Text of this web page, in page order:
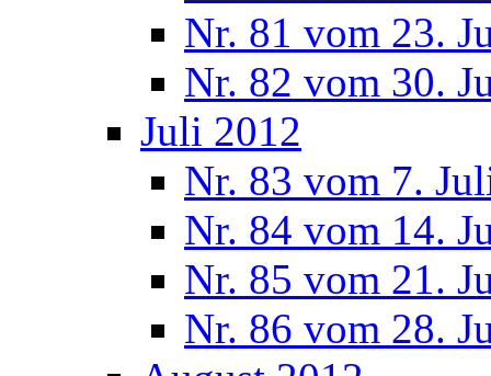
Nr. 81 vom 23.
Nr. 82 vom 30.
Juli 2012
Nr. 83 vom 7.
Nr. 84 vom 14.
Nr. 85 vom 21.
Nr. 86 vom 28.